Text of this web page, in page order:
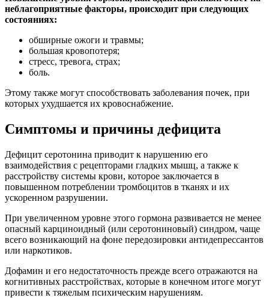
неблагоприятные факторы, происходит при следующих
состояниях:
обширные ожоги и травмы;
большая кровопотеря;
стресс, тревога, страх;
боль.
Этому также могут способствовать заболевания почек, при
которых ухудшается их кровоснабжение.
Симптомы и причины дефицита
Дефицит серотонина приводит к нарушению его
взаимодействия с рецепторами гладких мышц, а также к
расстройству системы крови, которое заключается в
повышенном потреблении тромбоцитов в тканях и их
ускоренном разрушении.
При увеличенном уровне этого гормона развивается не менее
опасный карциноидный (или серотониновый) синдром, чаще
всего возникающий на фоне передозировки антидепрессантов
или наркотиков.
Дофамин и его недостаточность прежде всего отражаются на
когнитивных расстройствах, которые в конечном итоге могут
привести к тяжелым психическим нарушениям.